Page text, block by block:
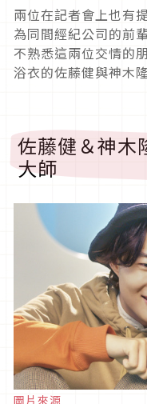
兩位在記者會上也有
為同間經紀公司的前
不熟悉這兩位交情的
浴衣的佐藤健與神木
佐藤健＆神木
大師
圖片來源